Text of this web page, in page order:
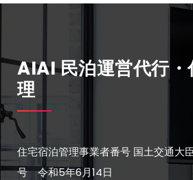
AIAI 民泊運営代行・
理
住宅宿泊管理事業者番号 国土交通大
号 令和5年6月14日